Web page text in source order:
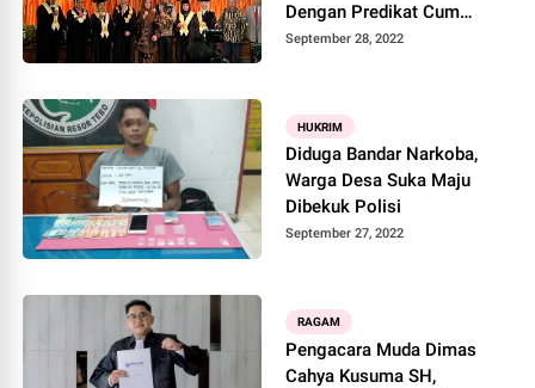
Dengan Predikat Cum
Laude Di Universitas
September 28, 2022
HUKRIM
Diduga Bandar Narkoba,
Warga Desa Suka Maju
Dibekuk Polisi
September 27, 2022
RAGAM
Pengacara Muda Dimas
Cahya Kusuma SH,